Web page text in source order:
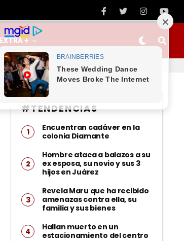
EXTRA +
#TENDENCIAS
Encuentran cadáver en la
colonia Diamante
Hombre ataca a balazos a su
ex esposa, su novio y sus 3
hijos en Juárez
Revela Maru que ha recibido
amenazas contra ella, su
familia y sus bienes
Hallan muerto en un
estacionamiento del centro